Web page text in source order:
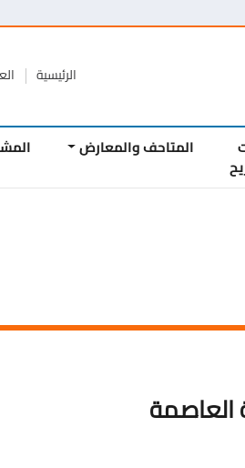
الرئيسية العطاءات
المتاحف والمعارض المشاريع